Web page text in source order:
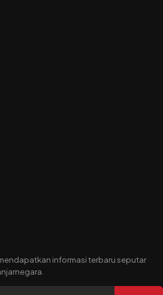
informasi terbaru seputar